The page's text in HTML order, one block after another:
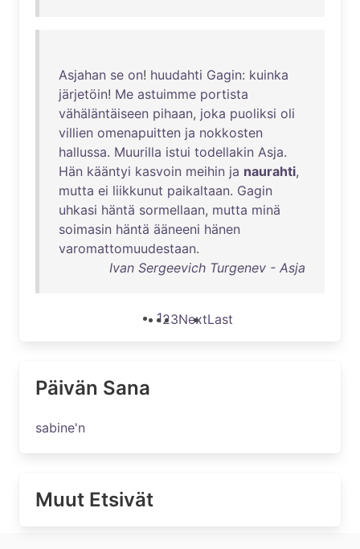
Asjahan se on! huudahti Gagin: kuinka
järjetöin! Me astuimme portista
vähäläntäiseen pihaan, joka puoliksi oli
villien omenapuitten ja nokkosten
hallussa. Muurilla istui todellakin Asja.
Hän kääntyi kasvoin meihin ja naurahti,
mutta ei liikkunut paikaltaan. Gagin
uhkasi häntä sormellaan, mutta minä
soimasin häntä ääneeni hänen
varomattomuudestaan.
Ivan Sergeevich Turgenev - Asja
123NextLast
Päivän Sana
sabine'n
Muut Etsivät